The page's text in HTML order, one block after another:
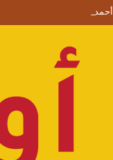
أحمد طنطاوي يكتب حين يصبح